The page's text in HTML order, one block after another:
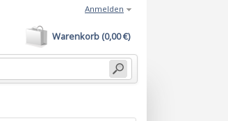
Warenkorb (0,00 €)
Anmelden